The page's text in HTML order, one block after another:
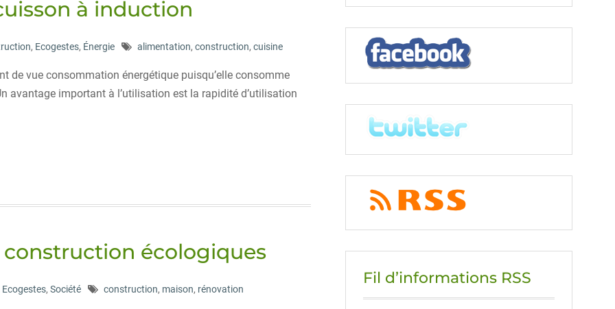
à induction
, Ecogestes, Énergie alimentation, construction, cuisine
de vue consommation énergétique puisqu’elle consomme
avantage important à l’utilisation est la rapidité d’utilisation
écologiques
Ecogestes, Société construction, maison, rénovation
Fil d’informations RSS